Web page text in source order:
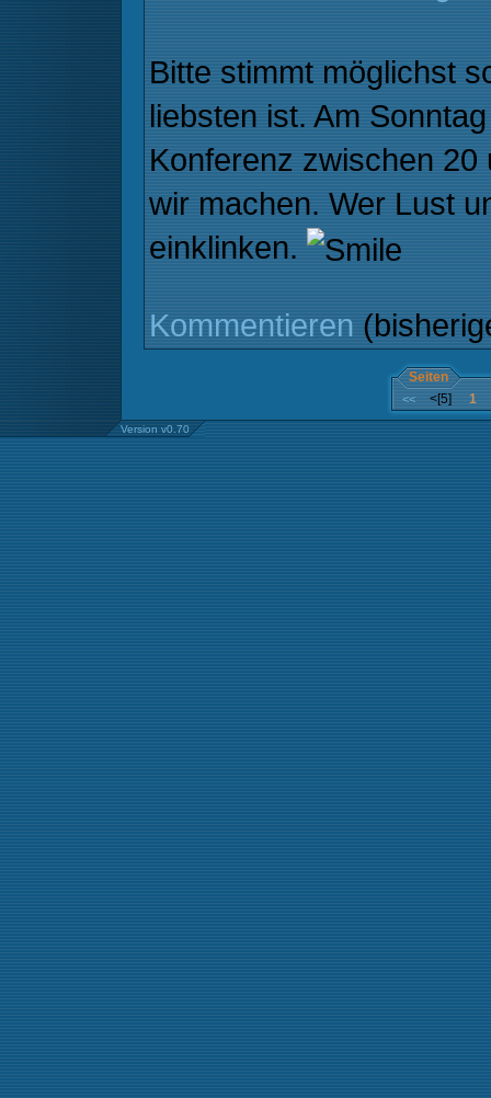
Bitte stimmt möglichst
liebsten ist. Am
Konferenz zwischen
wir machen. Wer Lust
einklinken.
Kommentieren
Seiten
<< <[5] 1
Version v0.70